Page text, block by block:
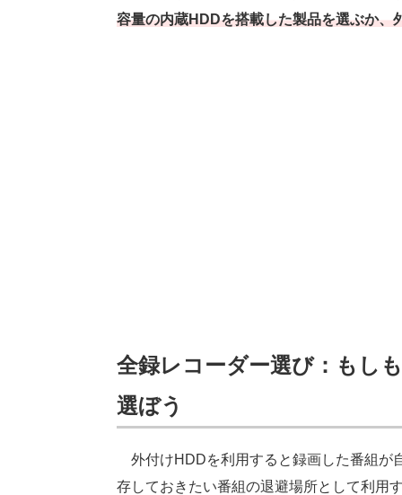
容量の内蔵HDDを搭載した製品を選ぶか、
全録レコーダー選び：もし
選ぼう
外付けHDDを利用すると録画した番組が
存しておきたい番組の退避場所として利用